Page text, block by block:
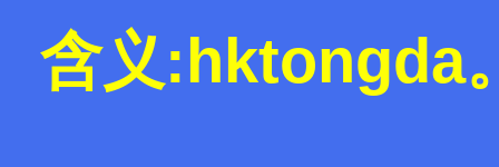
含义:hktongda